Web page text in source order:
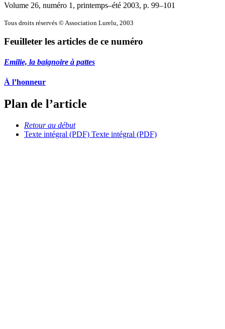
Volume 26, numéro 1, printemps–été 2003, p. 99–101
Tous droits réservés © Association Lurelu, 2003
Feuilleter les articles de ce numéro
Emilie, la baignoire à pattes
À l’honneur
Plan de l’article
Retour au début
Texte intégral (PDF) Texte intégral (PDF)